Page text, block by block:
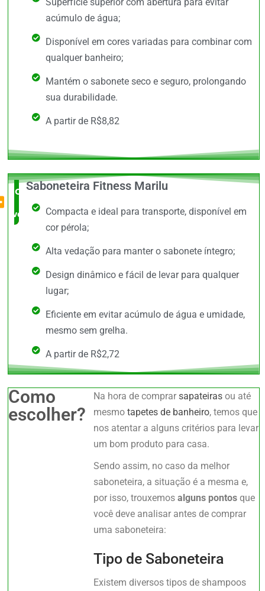
acúmulo de água;
Disponível em cores variadas para combinar com
qualquer banheiro;
Mantém o sabonete seco e seguro, prolongando
sua durabilidade.
A partir de R$8,82
O Mais
vendido
Saboneteira Fitness Marilu
Compacta e ideal para transporte, disponível em
cor pérola;
Alta vedação para manter o sabonete íntegro;
Design dinâmico e fácil de levar para qualquer
lugar;
Eficiente em evitar acúmulo de água e umidade,
mesmo sem grelha.
A partir de R$2,72
Como
escolher?
Na hora de comprarsapateiras ou até
mesmotapetes de banheiro, temos que
nos atentar a alguns critérios para levar
um bom produto para casa.
Sendo assim, no caso da melhor
saboneteira, a situação é a mesma e,
por isso, trouxemosalguns pontos que
você deve analisar antes de comprar
uma saboneteira:
Tipo de Saboneteira
Existem diversos tipos de shampoos